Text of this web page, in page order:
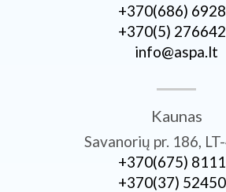
+370­(686)
+370­(5)
info@aspa.lt
Kaunas
Savanorių pr. 186,
+370­(675)
+370­(37)